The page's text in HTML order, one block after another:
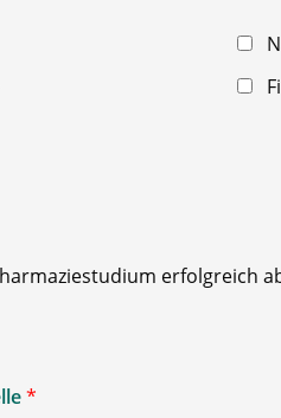
erfolgreich
*